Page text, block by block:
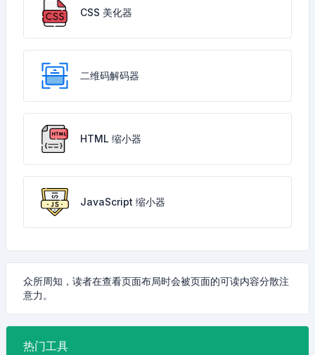
CSS 美化器
二维码解码器
HTML 缩小器
JavaScript 缩小器
众所周知，读者在查看页面布局时会被页面的可读内容分散注
意力。
热门工具